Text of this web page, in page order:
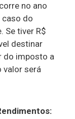
no ano
caso do
Se tiver R$
destinar
do imposto a
valor será